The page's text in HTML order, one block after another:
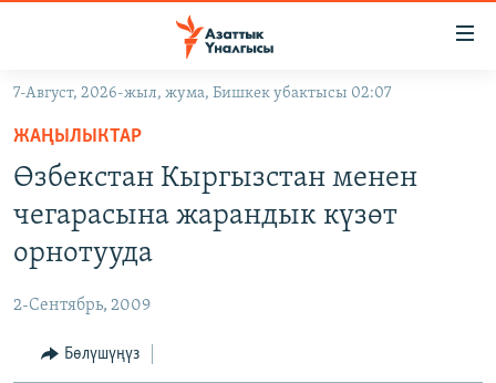
Навигацияга
өтүңүз
Издөөгө
салыңыз
КЫРГЫЗСТАН
МАДАНИЯТ
УКРАИНА
ТВ ПРОГРАММАЛАР
БҮГҮН АЗАТТЫКТА
ПОДКАСТ
7-Август, 2026-жыл, жума, Бишкек убактысы 02:07
ЖАҢЫЛЫКТАР
Өзбекстан Кыргызстан менен
чегарасына жарандык күзөт
орнотууда
2-Сентябрь, 2009
Бөлүшүңүз